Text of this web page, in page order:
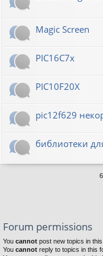
Magic Screen
PIC16C7x
PIC10F20Х
pic12f629
библиотеки
Forum permissions
You cannot post new topics in
You cannot reply to topics in this